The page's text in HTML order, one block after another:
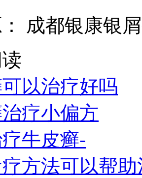
成都银康银
以治疗好吗
疗小偏方
牛皮癣-
方法可以帮助